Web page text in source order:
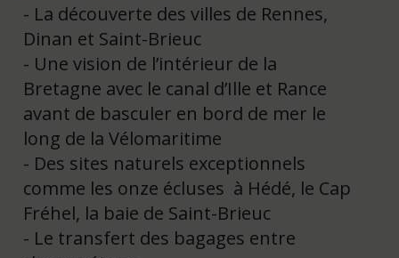
La découverte des villes de Rennes,
Dinan et Saint-Brieuc
Une vision de l’intérieur de la
Bretagne avec le canal d’Ille et Rance
avant de basculer en bord de mer le
long de la Vélomaritime
Des sites naturels exceptionnels
comme les onze écluses à Hédé, le Cap
Fréhel, la baie de Saint-Brieuc
Le transfert des bagages entre